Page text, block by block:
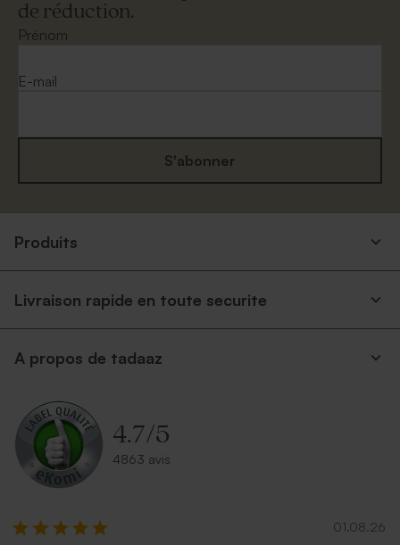
de réduction.
Prénom
E-mail
S'abonner
Produits
Livraison rapide en toute securite
A propos de tadaaz
4.7/5
4863 avis
01.08.26